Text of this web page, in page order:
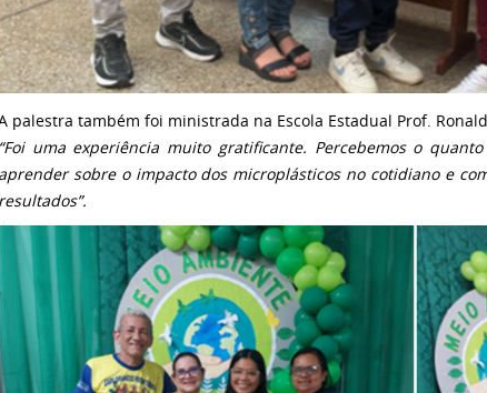
palestra também foi ministrada na Escola Estadual Prof.
“Foi uma experiência muito gratificante. Percebemos o
aprender sobre o impacto dos microplásticos no cotidiano e
resultados”.